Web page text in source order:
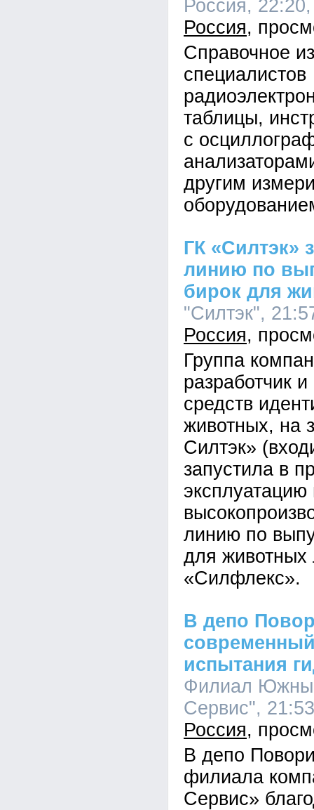
Россия,
Россия
Справочное
специалистов
таблицы,
с
другим
ГК «Силтэк»
линию по
бирок для
"Силтэк",
Россия
Группа
разработчик
средств
животных, на
Силтэк»
запустила в
линию по
для животных
«Силфлекс».
В депо
испытания
Филиал
Сервис",
Россия
В депо
филиала
Сервис»